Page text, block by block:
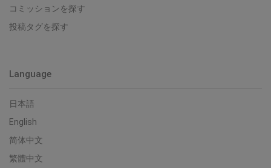
コミッションを探す
投稿タグを探す
Language
日本語
English
简体中文
繁體中文